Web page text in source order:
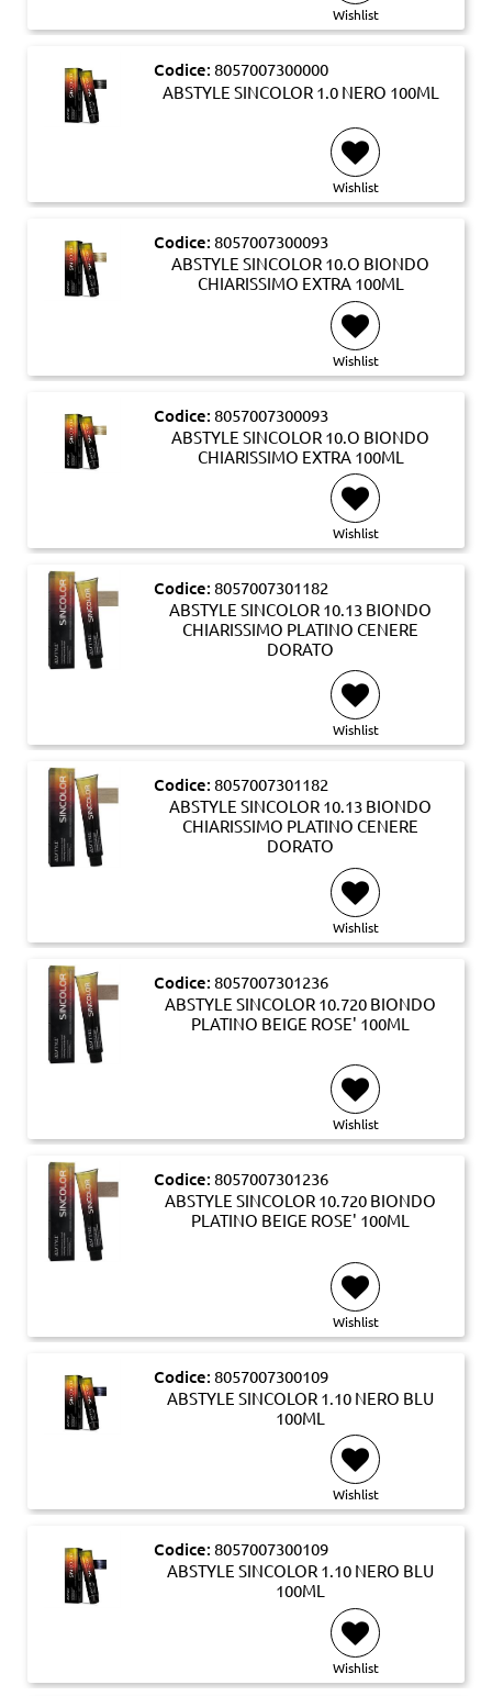
Wishlist
Codice: 8057007300000
ABSTYLE SINCOLOR 1.0 NERO 100ML
Wishlist
Codice: 8057007300093
ABSTYLE SINCOLOR 10.O BIONDO
CHIARISSIMO EXTRA 100ML
Wishlist
Codice: 8057007300093
ABSTYLE SINCOLOR 10.O BIONDO
CHIARISSIMO EXTRA 100ML
Wishlist
Codice: 8057007301182
ABSTYLE SINCOLOR 10.13 BIONDO
CHIARISSIMO PLATINO CENERE
DORATO
Wishlist
Codice: 8057007301182
ABSTYLE SINCOLOR 10.13 BIONDO
CHIARISSIMO PLATINO CENERE
DORATO
Wishlist
Codice: 8057007301236
ABSTYLE SINCOLOR 10.720 BIONDO
PLATINO BEIGE ROSE' 100ML
Wishlist
Codice: 8057007301236
ABSTYLE SINCOLOR 10.720 BIONDO
PLATINO BEIGE ROSE' 100ML
Wishlist
Codice: 8057007300109
ABSTYLE SINCOLOR 1.10 NERO BLU
100ML
Wishlist
Codice: 8057007300109
ABSTYLE SINCOLOR 1.10 NERO BLU
100ML
Wishlist